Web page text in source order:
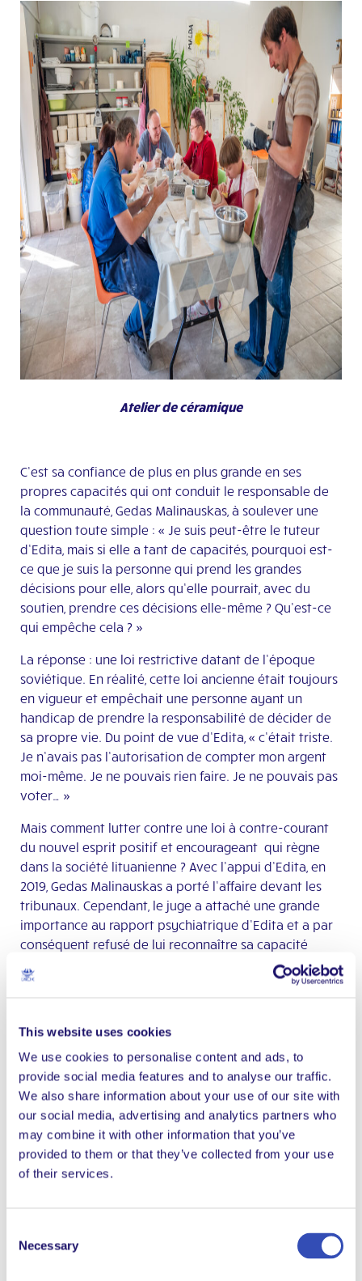
This website uses cookies
We use cookies to personalise content and ads, to
provide social media features and to analyse our traffic.
We also share information about your use of our site with
our social media, advertising and analytics partners who
may combine it with other information that you’ve
provided to them or that they’ve collected from your use
of their services.
Selection
Necessary
Atelier de céramique
C’est sa confiance de plus en plus grande en ses
propres capacités qui ont conduit le responsable de
la communauté, Gedas Malinauskas, à soulever une
question toute simple : « Je suis peut-être le tuteur
d’Edita, mais si elle a tant de capacités, pourquoi est-
ce que je suis la personne qui prend les grandes
décisions pour elle, alors qu’elle pourrait, avec du
soutien, prendre ces décisions elle-même ? Qu’est-ce
qui empêche cela ? »
La réponse : une loi restrictive datant de l’époque
soviétique. En réalité, cette loi ancienne était toujours
en vigueur et empêchait une personne ayant un
handicap de prendre la responsabilité de décider de
sa propre vie. Du point de vue d’Edita, « c’était triste.
Je n’avais pas l’autorisation de compter mon argent
moi-même. Je ne pouvais rien faire. Je ne pouvais pas
voter… »
Mais comment lutter contre une loi à contre-courant
du nouvel esprit positif et encourageant qui règne
dans la société lituanienne ? Avec l’appui d’Edita, en
2019, Gedas Malinauskas a porté l’affaire devant les
tribunaux. Cependant, le juge a attaché une grande
importance au rapport psychiatrique d’Edita et a par
conséquent refusé de lui reconnaître sa capacité
juridique. En colère face à l’injustice de cette décision,
un an plus tard, ils ont fait appel. Résultat : décision
Mais, nullement découragés par ce revers, Edita et
Gedas ont changé de stratégie. Ils ont réuni une
équipe de campagne beaucoup plus solide : Saulius
Dambrauskas, avocat spécialisé dans la défense des
droits humains, Indrė Jaugėlaitė, spécialiste du soutien
à la prise de décisions et le professeur Jonas Ruškus,
membre du conseil d’administration de L’Arche, qui a
siégé au Comité des Nations Unies sur la Convention
Indre, Edita a décidé « c’est mon année de courage ».